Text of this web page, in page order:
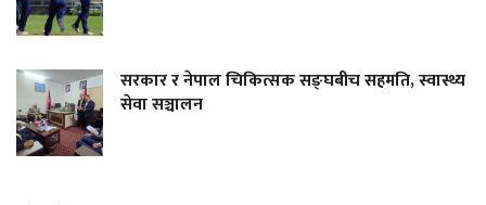
सरकार र नेपाल चिकित्सक सङ्घबीच सहमति, स्वास्थ्य
सेवा सञ्चालन